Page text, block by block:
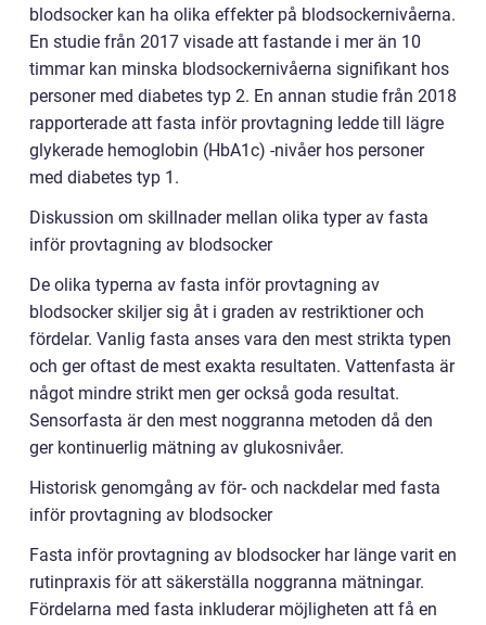
blodsocker kan ha olika effekter på blodsockernivåerna.
En studie från 2017 visade att fastande i mer än 10
timmar kan minska blodsockernivåerna signifikant hos
personer med diabetes typ 2. En annan studie från 2018
rapporterade att fasta inför provtagning ledde till lägre
glykerade hemoglobin (HbA1c) -nivåer hos personer
med diabetes typ 1.
Diskussion om skillnader mellan olika typer av fasta
inför provtagning av blodsocker
De olika typerna av fasta inför provtagning av
blodsocker skiljer sig åt i graden av restriktioner och
fördelar. Vanlig fasta anses vara den mest strikta typen
och ger oftast de mest exakta resultaten. Vattenfasta är
något mindre strikt men ger också goda resultat.
Sensorfasta är den mest noggranna metoden då den
ger kontinuerlig mätning av glukosnivåer.
Historisk genomgång av för- och nackdelar med fasta
inför provtagning av blodsocker
Fasta inför provtagning av blodsocker har länge varit en
rutinpraxis för att säkerställa noggranna mätningar.
Fördelarna med fasta inkluderar möjligheten att få en